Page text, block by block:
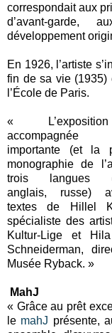
correspondait aux
d’avant-garde,
développement
En 1926, l’artiste
fin de sa vie (1935)
l’École de Paris.
«
accompagnée
importante (et la
monographie de
trois langues
anglais, russe)
textes de Hillel
spécialiste des
Kultur-Lige et
Schneiderman,
Musée Ryback. »
MahJ
« Grâce au prêt
le mahJ présente,